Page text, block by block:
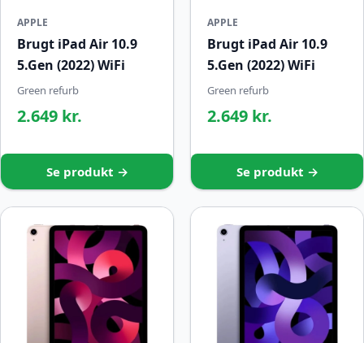
APPLE
Brugt iPad Air 10.9
5.Gen (2022) WiFi
Green refurb
2.649 kr.
Se produkt →
APPLE
Brugt iPad Air 10.9
5.Gen (2022) WiFi
Green refurb
2.649 kr.
Se produkt →